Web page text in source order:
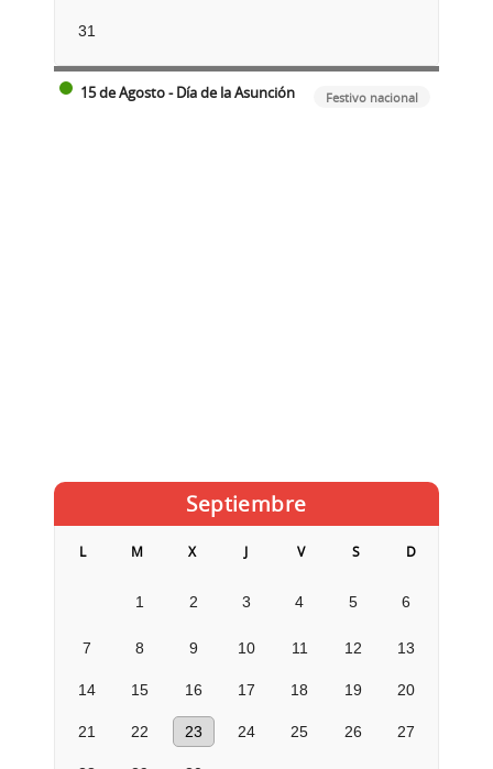
31
15 de Agosto - Día de la Asunción Festivo nacional
Septiembre
L M X J V S D
1 2 3 4 5 6
7 8 9 10 11 12 13
14 15 16 17 18 19 20
21 22 23 24 25 26 27